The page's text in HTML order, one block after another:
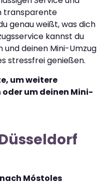
transparente
genau weißt, was dich
kannst du
deinen Mini-Umzug
stressfrei genießen.
um weitere
um deinen Mini-
Móstoles